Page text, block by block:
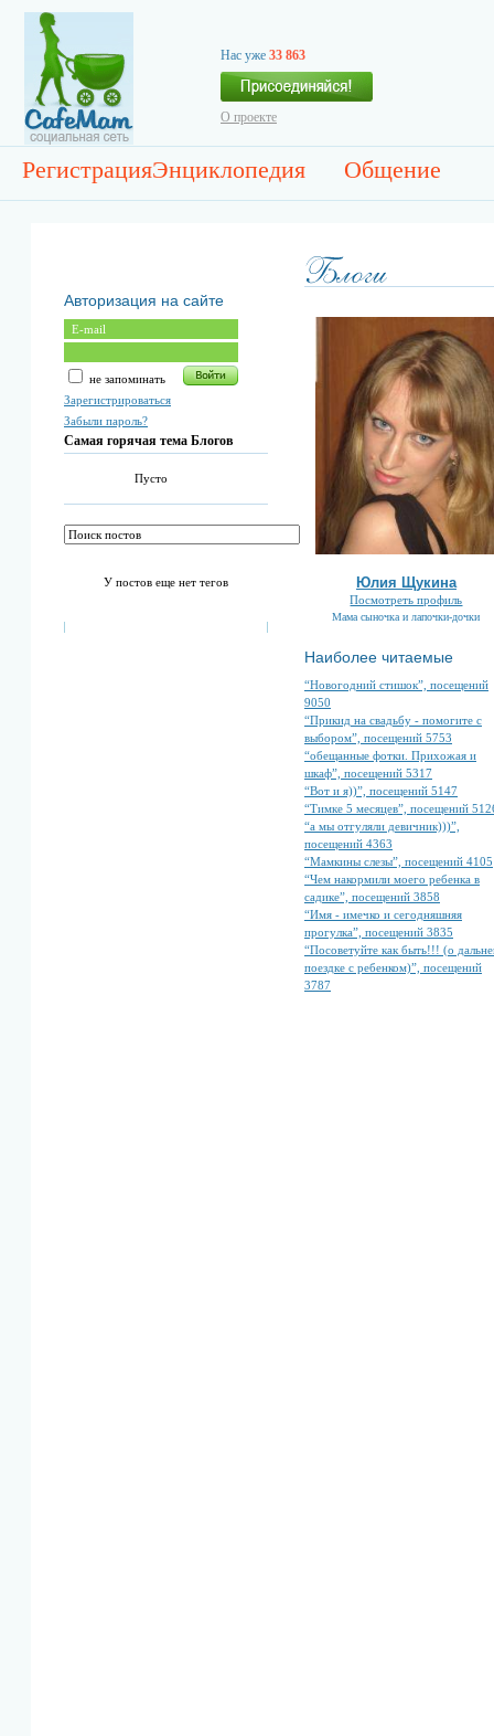
Нас уже 33 863
О проекте
РегистрацияЭнциклопедия Общение
Авторизация на сайте
не запоминать
Зарегистрироваться
Забыли пароль?
Самая горячая тема Блогов
Пусто
У постов еще нет тегов Юлия Щукина
Посмотреть профиль
Мама сыночка и лапочки-дочки
Наиболее читаемые
“Новогодний стишок”, посещений
9050
“Прикид на свадьбу - помогите с
выбором”, посещений 5753
“обещанные фотки. Прихожая и
шкаф”, посещений 5317
“Вот и я))”, посещений 5147
“Тимке 5 месяцев”, посещений
“а мы отгуляли девичник)))”,
посещений 4363
“Мамкины слезы”, посещений 4105
“Чем накормили моего ребенка в
садике”, посещений 3858
“Имя - имечко и сегодняшняя
прогулка”, посещений 3835
“Посоветуйте как быть!!! (о
поездке с ребенком)”, посещений
3787